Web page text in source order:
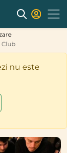
Club
nu este